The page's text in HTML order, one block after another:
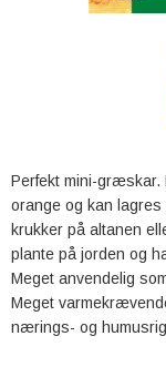
Perfekt mini-græskar.
orange og kan
krukker på altanen
plante på jorden og
Meget anvendelig
Meget
nærings- og